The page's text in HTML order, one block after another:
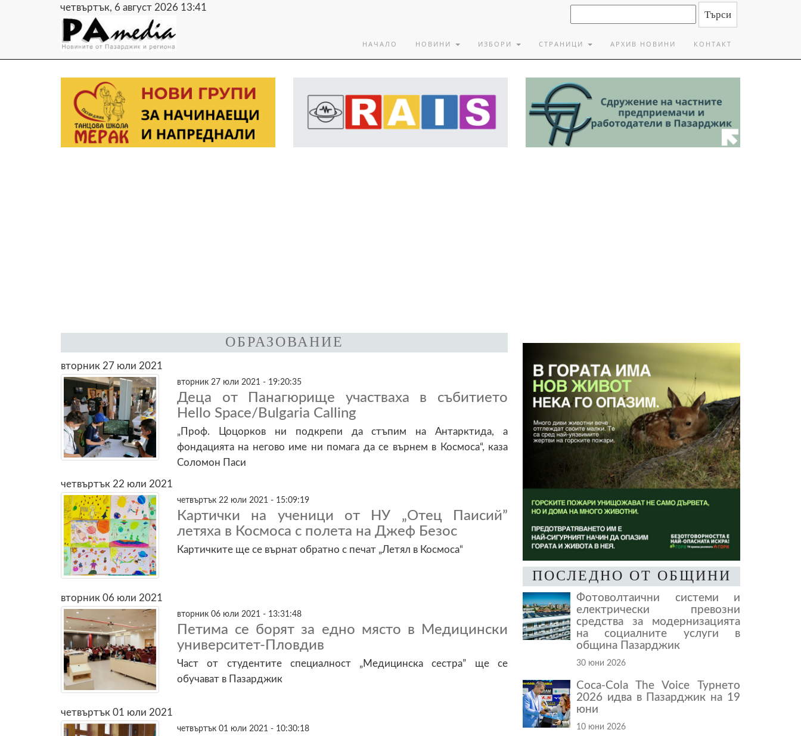
четвъртък, 6 август 2026 13:41
НАЧАЛО НОВИНИ ИЗБОРИ СТРАНИЦИ АРХИВ НОВИНИ КОНТАКТ
ОБРАЗОВАНИЕ
вторник 27 юли 2021
вторник 27 юли 2021 - 19:20:35
Деца от Панагюрище участваха в събитието
Hello Space/Bulgaria Calling
„Проф. Цоцорков ни подкрепи да стъпим на Антарктида, а
фондацията на негово име ни помага да се върнем в Космоса“, каза
Соломон Паси
четвъртък 22 юли 2021
четвъртък 22 юли 2021 - 15:09:19
Картички на ученици от НУ „Отец Паисий”
летяха в Космоса с полета на Джеф Безос
Картичките ще се върнат обратно с печат „Летял в Космоса“
вторник 06 юли 2021
вторник 06 юли 2021 - 13:31:48
Петима се борят за едно място в Медицински
университет-Пловдив
Част от студентите специалност „Медицинска сестра” ще се
обучават в Пазарджик
четвъртък 01 юли 2021
четвъртък 01 юли 2021 - 10:30:18
ПОСЛЕДНО ОТ ОБЩИНИ
Фотоволтаични системи и
електрически превозни
средства за модернизацията
на социалните услуги в
община Пазарджик
30 юни 2026
Coca-Cola The Voice Турнето
2026 идва в Пазарджик на 19
юни
10 юни 2026